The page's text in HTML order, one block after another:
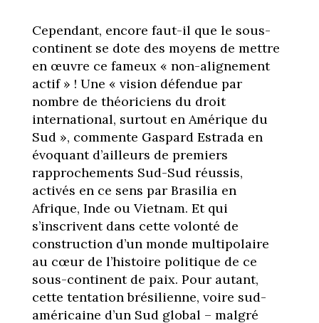
Cependant, encore faut-il que le sous-
continent se dote des moyens de mettre
en œuvre ce fameux « non-alignement
actif » ! Une « vision défendue par
nombre de théoriciens du droit
international, surtout en Amérique du
Sud », commente Gaspard Estrada en
évoquant d’ailleurs de premiers
rapprochements Sud-Sud réussis,
activés en ce sens par Brasilia en
Afrique, Inde ou Vietnam. Et qui
s’inscrivent dans cette volonté de
construction d’un monde multipolaire
au cœur de l’histoire politique de ce
sous-continent de paix. Pour autant,
cette tentation brésilienne, voire sud-
américaine d’un Sud global – malgré